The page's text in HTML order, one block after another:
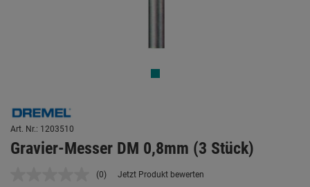
Art. Nr.: 1203510
Gravier-Messer DM 0,8mm (3 Stück)
Kein
(0) Jetzt Produkt bewerten